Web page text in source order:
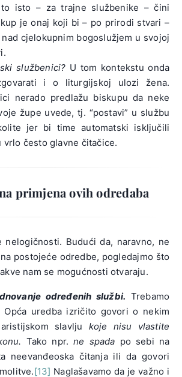
isto – za trajne službenike – čini
je onaj koji bi – po prirodi stvari –
cjelokupnim bogoslužjem u svojoj
službenici? U tom kontekstu onda
i o liturgijskoj ulozi žena.
nerado predlažu biskupu da neke
župe uvede, tj. “postavi” u službu
jer bi time automatski isključili
vrlo često glavne čitačice.
primjena ovih odredaba
nelogičnosti. Budući da, naravno, ne
postojeće odredbe, pogledajmo što
nam se mogućnosti otvaraju.
određenih službi. Trebamo
Opća uredba izričito govori o nekim
slavlju koje nisu vlastite
Tako npr.ne spada po sebi na
neevanđeoska čitanja ili da govori
[13] Naglašavamo da je važno i